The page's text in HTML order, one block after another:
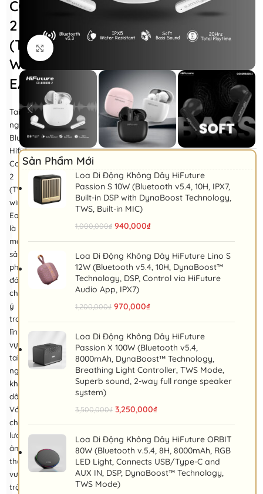
COLORBUDS
2
(TWS
WIRELESS
EARPHONES)
Tai
nghe
Bluetooth
Hifuture
ColorBuds
2
(TWS
wireless
Earphones)
là
một
sản
phẩm
đáng
chú
ý
trong
lĩnh
vực
tai
nghe
không
dây.
Với
chất
lượng
âm
thanh
vượt
trội
Nhấp để phóng to
Sản Phẩm Mới
Loa Di Động Không Dây HiFuture
Passion S 10W (Bluetooth v5.4, 10H, IPX7,
Built-in DSP with DynaBoost Technology,
TWS, Built-in MIC)
1,000,000₫ 940,000₫
Loa Di Động Không Dây HiFuture Lino S
12W (Bluetooth v5.4, 10H, DynaBoost™
Technology, DSP, Control via HiFuture
Audio App, IPX7)
1,200,000₫ 970,000₫
Loa Di Động Không Dây HiFuture
Passion X 100W (Bluetooth v5.4,
8000mAh, DynaBoost™ Technology,
Breathing Light Controller, TWS Mode,
Superb sound, 2-way full range speaker
system)
3,500,000₫ 3,250,000₫
Loa Di Động Không Dây HiFuture ORBIT
80W (Bluetooth v.5.4, 8H, 8000mAh, RGB
LED Light, Connects USB/Type-C and
AUX IN, DSP, DynaBoost™ Technology,
TWS Mode)